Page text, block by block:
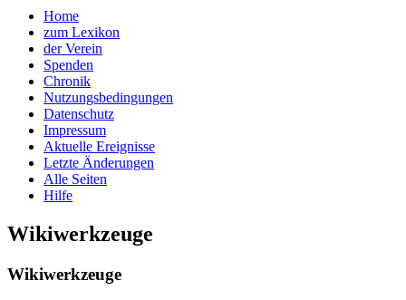
Home
zum Lexikon
der Verein
Spenden
Chronik
Nutzungsbedingungen
Datenschutz
Impressum
Aktuelle Ereignisse
Letzte Änderungen
Alle Seiten
Hilfe
Wikiwerkzeuge
Wikiwerkzeuge